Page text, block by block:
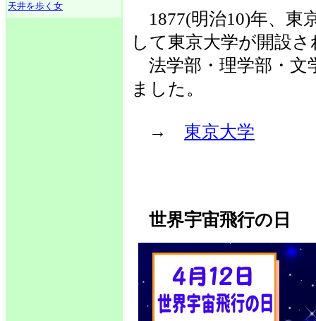
天井を歩く女
1877(明治10)年、東
して東京大学が開設
法学部・理学部・文
ました。
→ 東京大学
世界宇宙飛行の日